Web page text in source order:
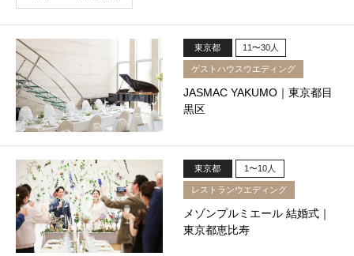
東京都 11〜30人
ゲストハウスウエディング
JASMAC YAKUMO｜東京都目
黒区
東京都 1〜10人
レストランウエディング
メゾンプルミエール 結婚式｜
東京都恵比寿